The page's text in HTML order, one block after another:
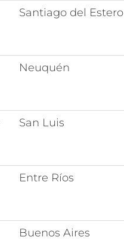
Santiago del Estero
Neuquén
San Luis
Entre Ríos
Buenos Aires